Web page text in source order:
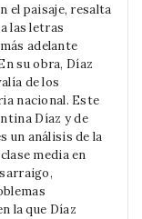
el paisaje, resalta
las letras
adelante
su obra, Díaz
de los
nacional. Este
Díaz y de
un análisis de la
media en
la que Díaz